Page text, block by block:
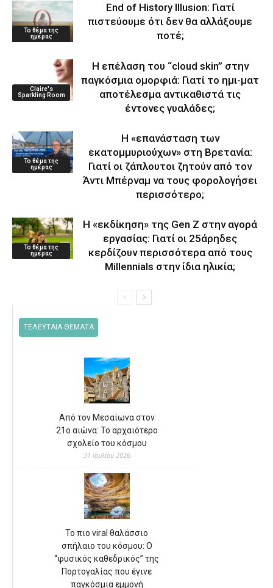
Το θέμα της
ημέρας
End of History Illusion: Γιατί
πιστεύουμε ότι δεν θα αλλάξουμε
ποτέ;
Claire's
Sparkling Room
Η επέλαση του “cloud skin” στην
παγκόσμια ομορφιά: Γιατί το ημι-ματ
αποτέλεσμα αντικαθιστά τις
έντονες γυαλάδες;
Το θέμα της
ημέρας
Η «επανάσταση των
εκατομμυριούχων» στη Βρετανία:
Γιατί οι ζάπλουτοι ζητούν από τον
Άντι Μπέρναμ να τους φορολογήσει
περισσότερο;
Το θέμα της
ημέρας
Η «εκδίκηση» της Gen Z στην αγορά
εργασίας: Γιατί οι 25άρηδες
κερδίζουν περισσότερα από τους
Millennials στην ίδια ηλικία;
ΤΕΛΕΥΤΑΙΑ ΘΕΜΑΤΑ
Από τον Μεσαίωνα στον
21ο αιώνα: Το αρχαιότερο
σχολείο του κόσμου
31 Ιουλίου 2026
Το πιο viral θαλάσσιο
σπήλαιο του κόσμου: Ο
“φυσικός καθεδρικός” της
Πορτογαλίας που έγινε
παγκόσμια εμμονή